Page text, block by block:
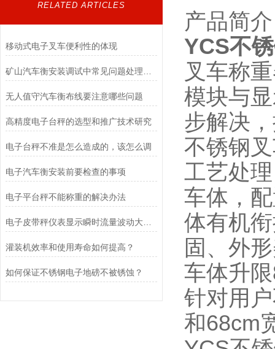
RELATED ARTICLES
移动式电子叉车便利性的体现
无人值守汽车衡布线要注意哪些问题
高精度电子台秤的选型和推广技术研究
电子台秤不准是怎么造成的，该怎么调
电子汽车衡安装前要检查的事项
电子平台秤不能称重的解决办法
灌装机效率和使用寿命如何提高？
如何保证不锈钢电子地磅不被锈蚀？
产品简介
YCS不
叉车称
模块与
步解决
不锈钢
工艺处
车体，
体有机
固、外
车体升
针对用
和68cm